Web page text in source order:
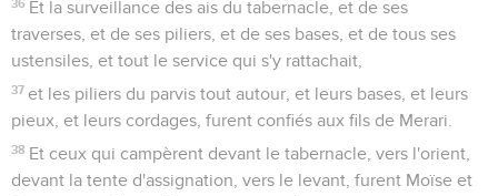
36 Et la surveillance des ais du tabernacle, et de ses
traverses, et de ses piliers, et de ses bases, et de tous ses
ustensiles, et tout le service qui s'y rattachait,
37 et les piliers du parvis tout autour, et leurs bases, et leurs
pieux, et leurs cordages, furent confiés aux fils de Merari.
38 Et ceux qui campèrent devant le tabernacle, vers l'orient,
devant la tente d'assignation, vers le levant, furent Moïse et